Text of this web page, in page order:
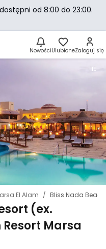
NowościUlubioneZaloguj się
El Alam Bliss Nada
(ex.
Marsa
19
od 8:00 do 23:00.